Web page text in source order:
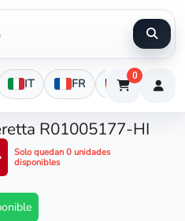
IT FR DE
0
R01005177-HI
Solo quedan 0 unidades
disponibles